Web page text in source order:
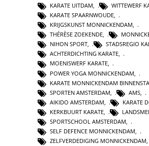
KARATE UITDAM, WITTEWERF
KARATE SPAARNWOUDE,
KRIJGSKUNST MONNICKENDAM,
THÉRÈSE ZOEKENDE,
NIHON SPORT, STADSREGIO
ACHTERDICHTING KARATE,
MOENISWERF KARATE,
POWER YOGA MONNICKENDAM
KARATE MONNICKENDAM
SPORTEN AMSTERDAM
AMS
AIKIDO AMSTERDAM
KARATE
KERKBUURT KARATE
SPORTSCHOOL AMSTERDAM
SELF DEFENCE MONNICKENDAM
ZELFVERDEDIGING MONNICKENDAM